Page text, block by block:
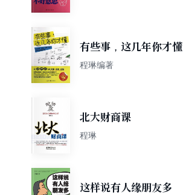
有些事，这几年你才懂
程琳编著
北大财商课
程琳
这样说有人缘朋友多